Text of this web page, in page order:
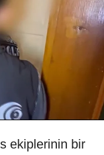
ekiplerinin bir